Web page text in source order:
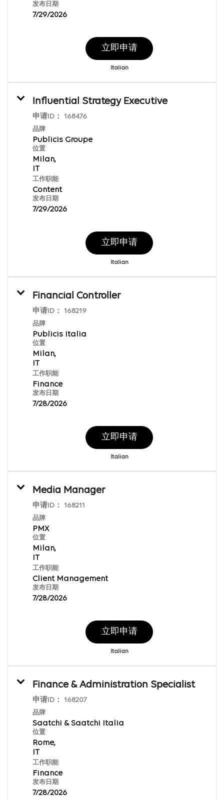
发布日期
7/29/2026
立即申请
Italian
Influential Strategy Executive
申请ID： 168476
品牌
Publicis Groupe
位置
Milan,
工作职能
Content
发布日期
7/29/2026
立即申请
Italian
Financial Controller
申请ID： 168219
品牌
Publicis Italia
位置
Milan,
工作职能
Finance
发布日期
7/28/2026
立即申请
Italian
Media Manager
申请ID： 168211
品牌
PMX
位置
Milan,
工作职能
Client Management
发布日期
7/28/2026
立即申请
Italian
Finance & Administration Specialist
申请ID： 168207
品牌
Saatchi & Saatchi Italia
位置
Rome,
工作职能
Finance
发布日期
7/28/2026